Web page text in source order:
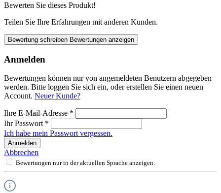
Bewerten Sie dieses Produkt!
Teilen Sie Ihre Erfahrungen mit anderen Kunden.
Bewertung schreiben Bewertungen anzeigen
Anmelden
Bewertungen können nur von angemeldeten Benutzern abgegeben
werden. Bitte loggen Sie sich ein, oder erstellen Sie einen neuen
Account. Neuer Kunde?
Ihre E-Mail-Adresse *
Ihr Passwort *
Ich habe mein Passwort vergessen.
Anmelden
Abbrechen
Bewertungen nur in der aktuellen Sprache anzeigen.